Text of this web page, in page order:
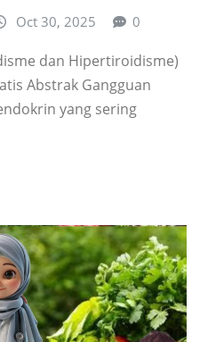
Oct 30, 2025 0
dan Hipertiroidisme)
Abstrak Gangguan
yang sering